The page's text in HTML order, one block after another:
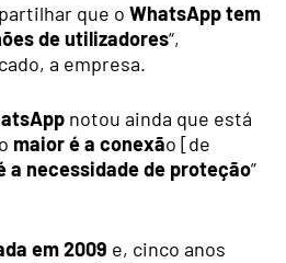
que oWhatsApp tem
de utilizadores“,
a empresa.
notou ainda que está
maior é a conexão [de
a necessidade de proteção”
em 2009 e, cinco anos